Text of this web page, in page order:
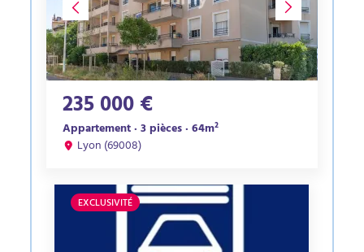
235 000 €
Appartement · 3 pièces · 64m²
Lyon (69008)
EXCLUSIVITÉ